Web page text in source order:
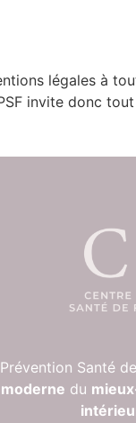
légales à
invite donc
Santé
du